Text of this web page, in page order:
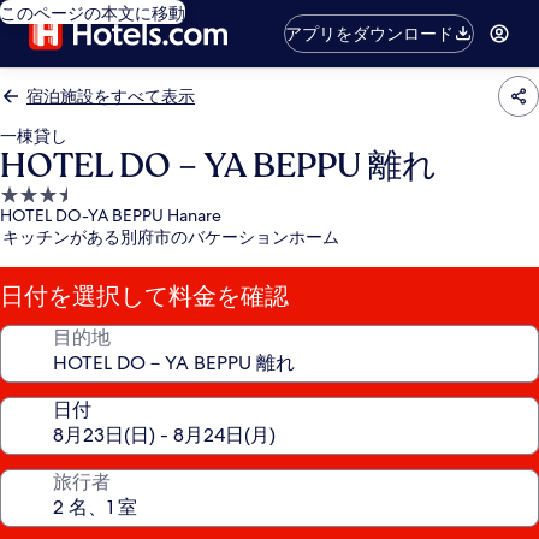
このページの本文に移動
アプリをダウンロード
宿泊施設をすべて表示
一棟貸し
HOTEL DO－YA BEPPU 離れ
3.5
つ
星
宿
泊
施
HOTEL DO-YA BEPPU Hanare
キッチンがある別府市のバケーションホーム
日付を選択して料金を確認
目的地
日付
旅行者